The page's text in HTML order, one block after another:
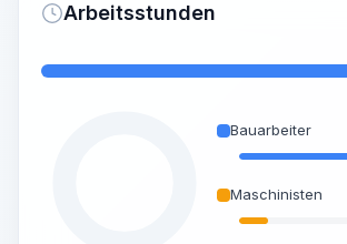
Arbeitsstunden
Bauarbeiter
Maschinisten